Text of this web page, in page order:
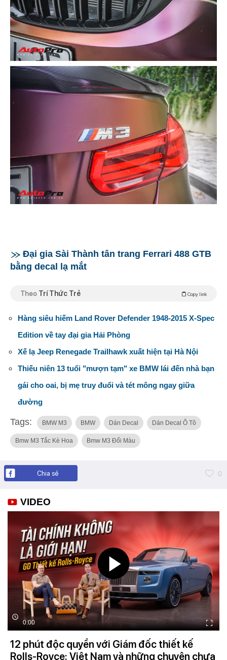
Đại gia Sài Thành tân trang Ferrari 488 GTB
bằng decal lạ mắt
Theo Trí Thức Trẻ Copy link
Hàng siêu hiếm Land Rover Defender 1948-2015 X-Spec
Edition về tay đại gia Hải Phòng
Xế lạ Jeep Renegade Trailhawk xuất hiện tại Hà Nội
Thiếu niên 13 tuổi "mượn tạm" xe BMW lái đến nhà bạn
gái cho oai, bị mẹ truy đuổi và tét mông ngay giữa
đường
Tags: BMW M3 BMW Dán Decal Dán Decal Ô Tô
Bmw M3 Tắc Kè Hoa Bmw M3 Đổi Màu
Chia sẻ 0
VIDEO
0:00
12 phút độc quyền với Giám đốc thiết kế
Rolls-Royce: Việt Nam và những chuyện chưa